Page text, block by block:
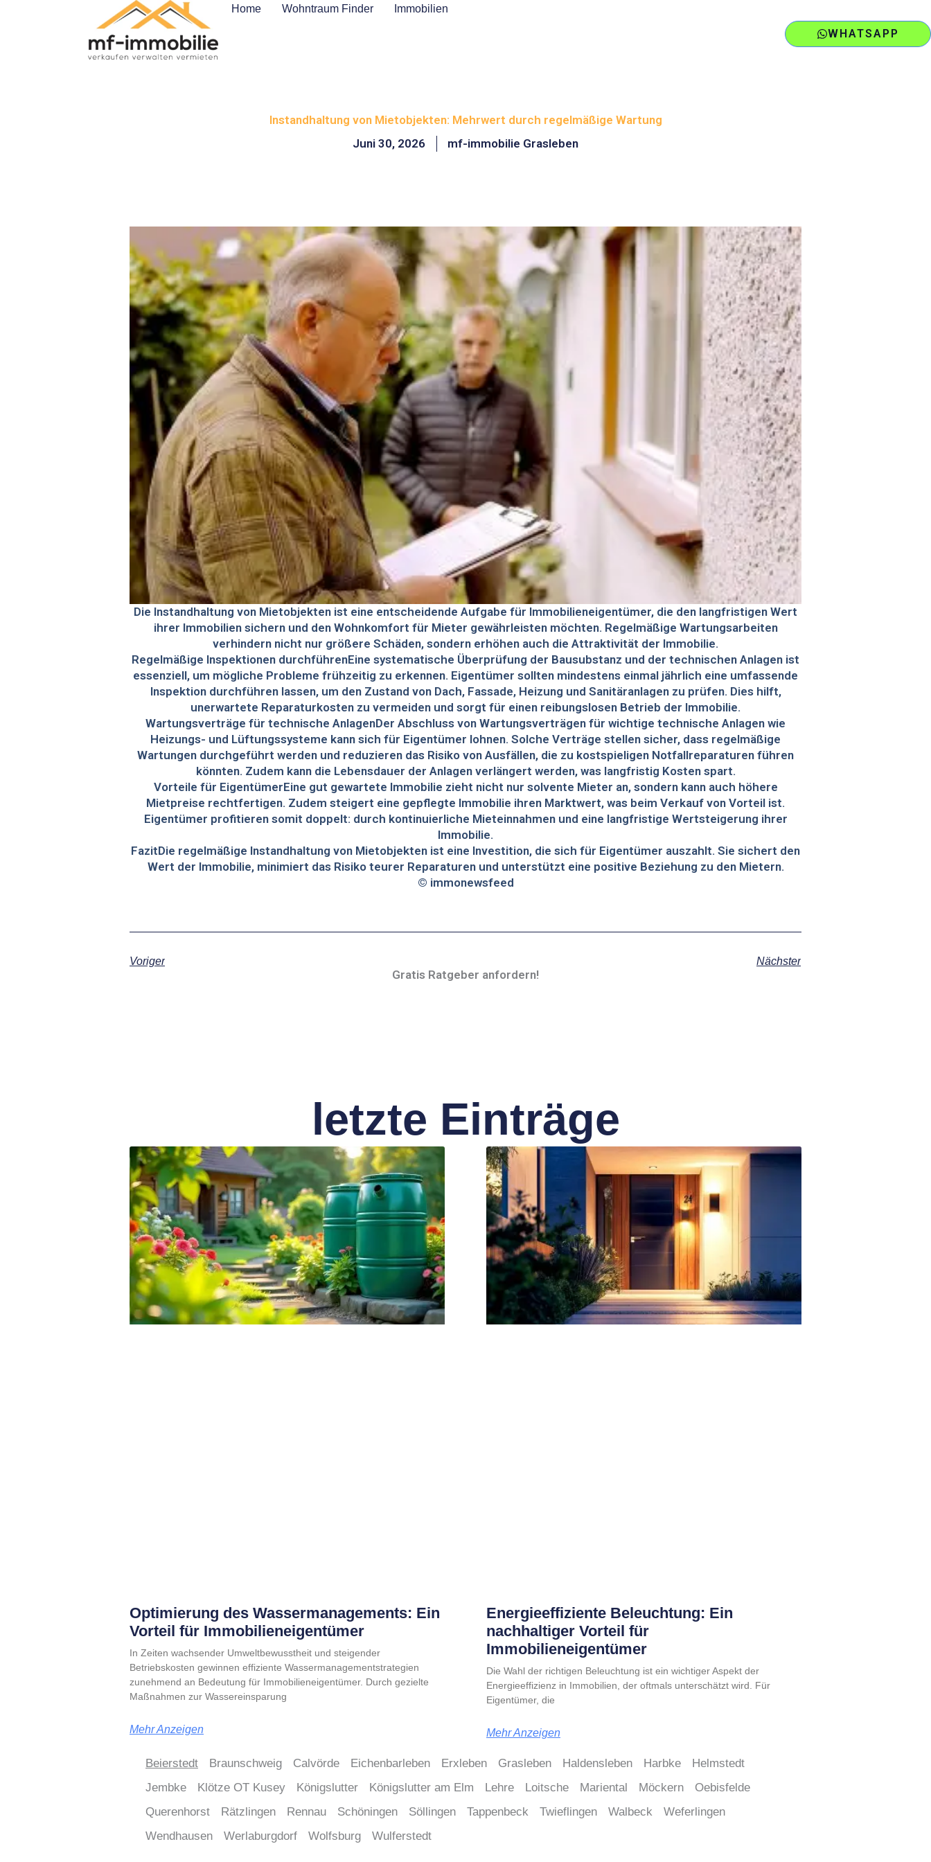
Home Wohntraum Finder Immobilien
WHATSAPP
Instandhaltung von Mietobjekten: Mehrwert durch regelmäßige Wartung
Juni 30, 2026
mf-immobilie Grasleben
Die Instandhaltung von Mietobjekten ist eine entscheidende Aufgabe für Immobilieneigentümer, die den langfristigen Wert
ihrer Immobilien sichern und den Wohnkomfort für Mieter gewährleisten möchten. Regelmäßige Wartungsarbeiten
verhindern nicht nur größere Schäden, sondern erhöhen auch die Attraktivität der Immobilie.
Regelmäßige Inspektionen durchführenEine systematische Überprüfung der Bausubstanz und der technischen Anlagen ist
essenziell, um mögliche Probleme frühzeitig zu erkennen. Eigentümer sollten mindestens einmal jährlich eine umfassende
Inspektion durchführen lassen, um den Zustand von Dach, Fassade, Heizung und Sanitäranlagen zu prüfen. Dies hilft,
unerwartete Reparaturkosten zu vermeiden und sorgt für einen reibungslosen Betrieb der Immobilie.
Wartungsverträge für technische AnlagenDer Abschluss von Wartungsverträgen für wichtige technische Anlagen wie
Heizungs- und Lüftungssysteme kann sich für Eigentümer lohnen. Solche Verträge stellen sicher, dass regelmäßige
Wartungen durchgeführt werden und reduzieren das Risiko von Ausfällen, die zu kostspieligen Notfallreparaturen führen
könnten. Zudem kann die Lebensdauer der Anlagen verlängert werden, was langfristig Kosten spart.
Vorteile für EigentümerEine gut gewartete Immobilie zieht nicht nur solvente Mieter an, sondern kann auch höhere
Mietpreise rechtfertigen. Zudem steigert eine gepflegte Immobilie ihren Marktwert, was beim Verkauf von Vorteil ist.
Eigentümer profitieren somit doppelt: durch kontinuierliche Mieteinnahmen und eine langfristige Wertsteigerung ihrer
Immobilie.
FazitDie regelmäßige Instandhaltung von Mietobjekten ist eine Investition, die sich für Eigentümer auszahlt. Sie sichert den
Wert der Immobilie, minimiert das Risiko teurer Reparaturen und unterstützt eine positive Beziehung zu den Mietern.
© immonewsfeed
Voriger Nächster
Gratis Ratgeber anfordern!
letzte Einträge
Optimierung des Wassermanagements: Ein
Vorteil für Immobilieneigentümer
In Zeiten wachsender Umweltbewusstheit und steigender
Betriebskosten gewinnen effiziente Wassermanagementstrategien
zunehmend an Bedeutung für Immobilieneigentümer. Durch gezielte
Maßnahmen zur Wassereinsparung
Mehr Anzeigen
Energieeffiziente Beleuchtung: Ein
nachhaltiger Vorteil für
Immobilieneigentümer
Die Wahl der richtigen Beleuchtung ist ein wichtiger Aspekt der
Energieeffizienz in Immobilien, der oftmals unterschätzt wird. Für
Eigentümer, die
Mehr Anzeigen
Beierstedt Braunschweig Calvörde Eichenbarleben Erxleben Grasleben Haldensleben Harbke
Helmstedt
Jembke
Klötze OT Kusey Königslutter Königslutter am Elm Lehre Loitsche Mariental Möckern
Oebisfelde
Querenhorst
Rätzlingen Rennau Schöningen Söllingen Tappenbeck Twieflingen Walbeck
Weferlingen
Wendhausen
Werlaburgdorf Wolfsburg Wulferstedt